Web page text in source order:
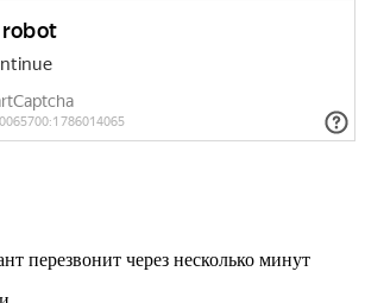
перезвонит через несколько минут